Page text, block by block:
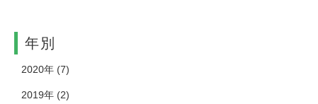
年別
2020年 (7)
2019年 (2)